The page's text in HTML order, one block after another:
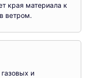
края материала к
ветром.
и